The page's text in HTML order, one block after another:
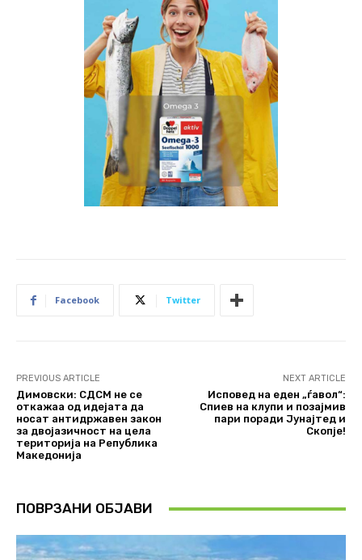
Facebook Twitter
PREVIOUS ARTICLE
Димовски: СДСМ не се
откажаа од идејата да
носат антидржавен закон
за двојазичност на цела
територија на Република
Македонија
NEXT ARTICLE
Исповед на еден „ѓавол“:
Спиев на клупи и позајмив
пари поради Јунајтед и
Скопје!
ПОВРЗАНИ ОБЈАВИ